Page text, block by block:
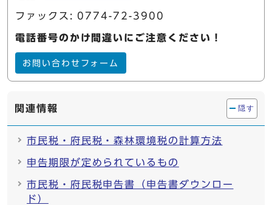
ファックス: 0774-72-3900
電話番号のかけ間違いにご注意ください！
お問い合わせフォーム
関連情報 隠す
市民税・府民税・森林環境税の計算方法
申告期限が定められているもの
市民税・府民税申告書（申告書ダウンロー
ド）